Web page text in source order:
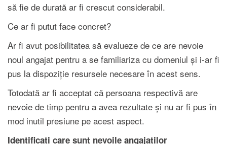
să fie de durată ar fi crescut considerabil.
Ce ar fi putut face concret?
Ar fi avut posibilitatea să evalueze de ce are nevoie
noul angajat pentru a se familiariza cu domeniul și i-ar fi
pus la dispoziție resursele necesare în acest sens.
Totodată ar fi acceptat că persoana respectivă are
nevoie de timp pentru a avea rezultate și nu ar fi pus în
mod inutil presiune pe acest aspect.
Identificați care sunt nevoile angajaților